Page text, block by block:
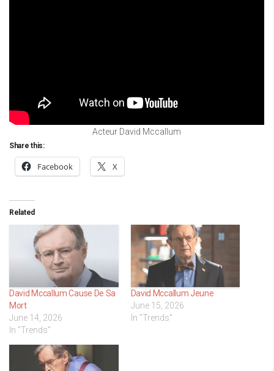
Acteur David Mccallum
Share this:
Facebook X
Related
David Mccallum Cause De Sa
Mort
June 14, 2026
In "Trends"
David Mccallum Jeune
June 15, 2026
In "Trends"